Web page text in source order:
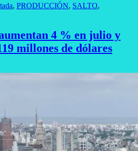
, PRODUCCIÓN, SALTO,
4 % en julio y
millones de dólares